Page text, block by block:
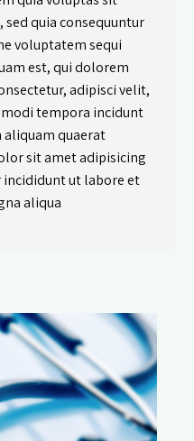
quia consequuntur
voluptatem sequi
est, qui dolorem
adipisci velit,
modi tempora incidunt
quaerat
sit amet adipisicing
ut labore et
aliqua.